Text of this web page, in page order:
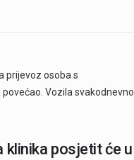
prijevoz osoba s
Vozila svakodnevno
klinika posjetit će u